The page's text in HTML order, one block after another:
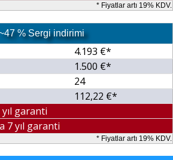
* Fiyatlar artı 19% KDV.
% Sergi indirimi
4.193 €*
1.500 €*
24
112,22 €*
garanti
7 yıl garanti
* Fiyatlar artı 19% KDV.